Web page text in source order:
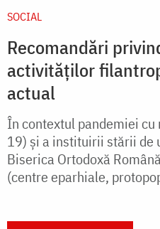
SOCIAL
Recomandări
activităților
actual
În contextul pandemiei cu
19) şi a instituirii stării de
Biserica Ortodoxă
(centre eparhiale,